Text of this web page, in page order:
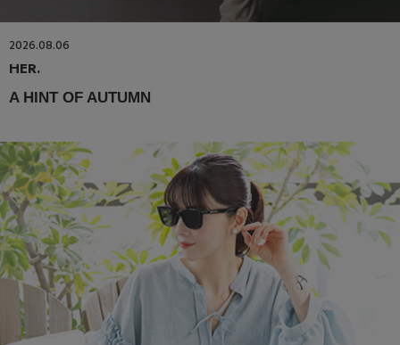
2026.08.06
HER.
A HINT OF AUTUMN